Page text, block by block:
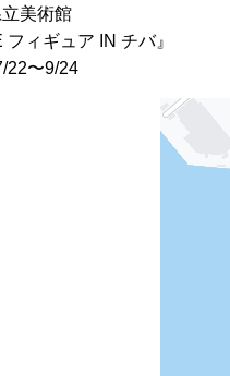
美術館
フィギュア IN チバ』
22〜9/24